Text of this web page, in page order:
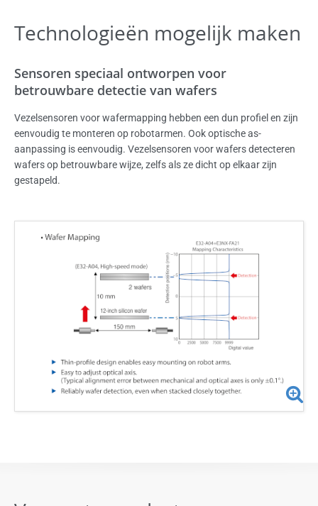
Technologieën mogelijk maken
Sensoren speciaal ontworpen voor
betrouwbare detectie van wafers
Vezelsensoren voor wafermapping hebben een dun profiel en zijn
eenvoudig te monteren op robotarmen. Ook optische as-
aanpassing is eenvoudig. Vezelsensoren voor wafers detecteren
wafers op betrouwbare wijze, zelfs als ze dicht op elkaar zijn
gestapeld.